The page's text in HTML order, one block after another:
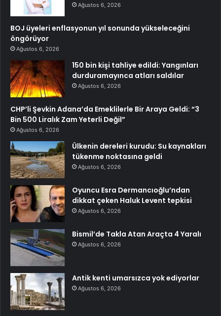
Ağustos 6, 2026
BOJ üyeleri enflasyonun yıl sonunda yükseleceğini
öngörüyor
Ağustos 6, 2026
150 bin kişi tahliye edildi: Yangınları
durduramayınca atları saldılar
Ağustos 6, 2026
CHP’li Şevkin Adana’da Emeklilerle Bir Araya Geldi: “3
Bin 500 Liralık Zam Yeterli Değil”
Ağustos 6, 2026
Ülkenin dereleri kurudu: Su kaynakları
tükenme noktasına geldi
Ağustos 6, 2026
Oyuncu Esra Dermancıoğlu’ndan
dikkat çeken Haluk Levent tepkisi
Ağustos 6, 2026
Bismil’de Takla Atan Araçta 4 Yaralı
Ağustos 6, 2026
Antik kenti umarsızca yok ediyorlar
Ağustos 6, 2026